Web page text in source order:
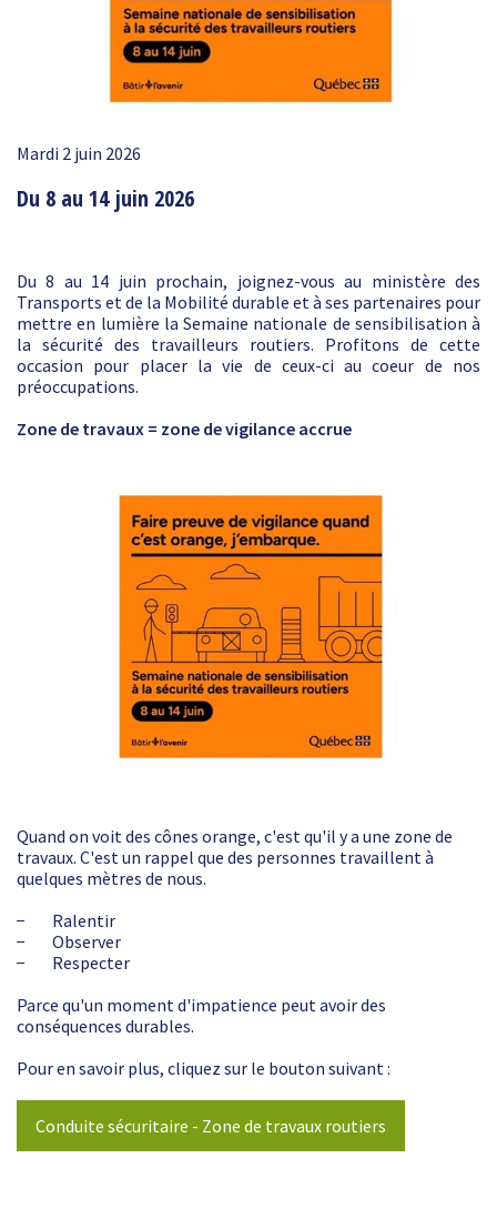
Mardi 2 juin 2026
Du 8 au 14 juin 2026
Du 8 au 14 juin prochain, joignez-vous au ministère des
Transports et de la Mobilité durable et à ses partenaires pour
mettre en lumière la Semaine nationale de sensibilisation à
la sécurité des travailleurs routiers. Profitons de cette
occasion pour placer la vie de ceux-ci au coeur de nos
préoccupations.
Zone de travaux = zone de vigilance accrue
Quand on voit des cônes orange, c'est qu'il y a une zone de
travaux. C'est un rappel que des personnes travaillent à
quelques mètres de nous.
− Ralentir
− Observer
− Respecter
Parce qu'un moment d'impatience peut avoir des
conséquences durables.
Pour en savoir plus, cliquez sur le bouton suivant :
Conduite sécuritaire - Zone de travaux routiers